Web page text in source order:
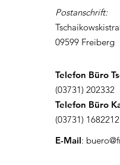
Postanschrift:
09599 Freiberg
Telefon Büro
(03731) 202332
Telefon Büro
(03731) 1682212
E-Mail: